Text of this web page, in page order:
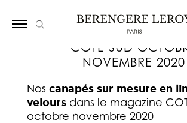
COTE SUD
NOVEMBRE 2020
Nos canapés sur mesure en
veloursdans le magazine
octobre novembre 2020